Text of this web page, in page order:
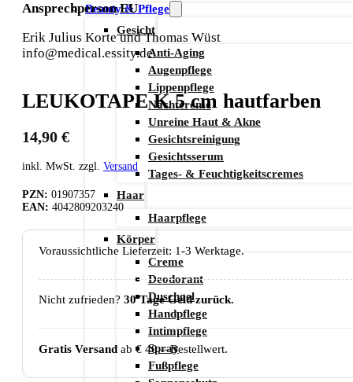
Beauty & Pflege
Gesicht
Anti-Aging
Augenpflege
Lippenpflege
Nachtcreme
Unreine Haut & Akne
Gesichtsreinigung
Gesichtsserum
Tages- & Feuchtigkeitscremes
Haar
Haarpflege
Körper
Creme
Deodorant
Duschgel
Handpflege
Intimpflege
Spray
Fußpflege
Ansprechperson EU
Erik Julius Korte und Thomas Wüst
info@medical.essity.de
LEUKOTAPE K 5 cm hautfarben
14,90 €
inkl. MwSt. zzgl. Versand
PZN: 01907357
EAN: 4042809203240
Voraussichtliche Lieferzeit: 1-3 Werktage.
Nicht zufrieden? 30 Tage Geld zurück.
Gratis Versand ab € 40,– Bestellwert.